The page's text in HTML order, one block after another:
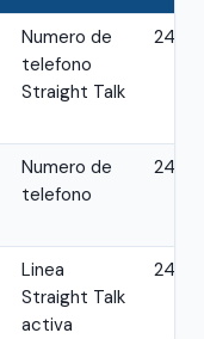
Numero de
telefono
Straight Talk
24
Numero de
telefono
24
Linea
Straight Talk
activa
24